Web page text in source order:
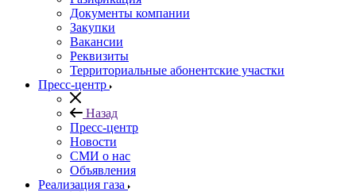
Документы компании
Закупки
Вакансии
Реквизиты
Территориальные абонентские участки
Пресс-центр
Назад
Пресс-центр
Новости
СМИ о нас
Объявления
Реализация газа